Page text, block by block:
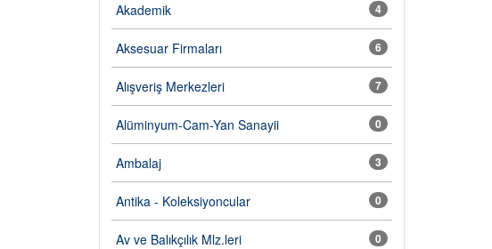
Akademik 4
Aksesuar Firmaları 6
Alışveriş Merkezleri 7
Alüminyum-Cam-Yan Sanayii 0
Ambalaj 3
Antika - Koleksiyoncular 0
Av ve Balıkçılık Mlz.leri 0